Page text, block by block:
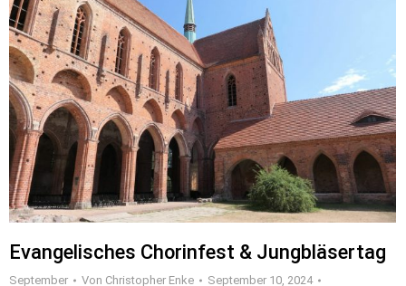
Evangelisches Chorinfest & Jungbläsertag
September Von Christopher Enke
September 10, 2024